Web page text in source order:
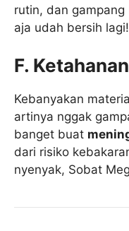
rutin, dan
aja udah bersih lagi!
F.
Kebanyakan
artinya nggak
banget buat
dari risiko
nyenyak, Sobat